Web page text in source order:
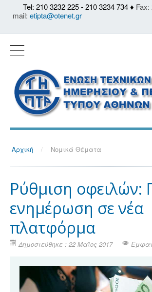
Tel: 210 3232 225 - 210 3234 734 ♦ Fax:
mail: etipta@otenet.gr
Αρχική / Νομικά Θέματα
Ρύθμιση οφειλών:
ενημέρωση σε νέα
πλατφόρμα
Δημοσιεύθηκε : 22 Μαϊος 2017